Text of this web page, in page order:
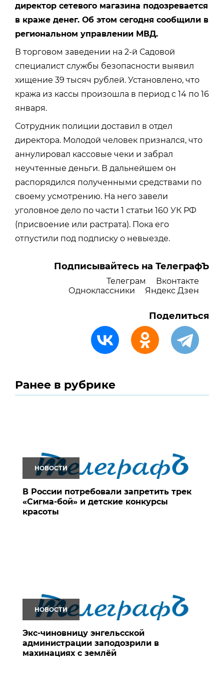
директор сетевого магазина подозревается
в краже денег. Об этом сегодня сообщили в
региональном управлении МВД.
В торговом заведении на 2-й Садовой
специалист службы безопасности выявил
хищение 39 тысяч рублей. Установлено, что
кража из кассы произошла в период с 14 по 16
января.
Сотрудник полиции доставил в отдел
директора. Молодой человек признался, что
аннулировал кассовые чеки и забрал
неучтенные деньги. В дальнейшем он
распорядился полученными средствами по
своему усмотрению. На него завели
уголовное дело по части 1 статьи 160 УК РФ
(присвоение или растрата). Пока его
отпустили под подписку о невыезде.
Подписывайтесь на ТелеграфЪ
Телеграм
Вконтакте
Одноклассники
Яндекс Дзен
Поделиться
Ранее в рубрике
НОВОСТИ
В России потребовали запретить трек
«Сигма-бой» и детские конкурсы
красоты
НОВОСТИ
Экс-чиновницу энгельсской
администрации заподозрили в
махинациях с землёй